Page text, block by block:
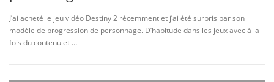
J’ai acheté le jeu vidéo Destiny 2 récemment et j’ai été surpris par son
modèle de progression de personnage. D’habitude dans les jeux avec à la
fois du contenu et …